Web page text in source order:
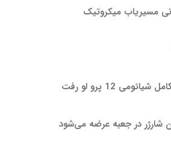
مسیریاب میکروتیک
12 پرو لو رفت
شارژر در جعبه عرضه می‌شود